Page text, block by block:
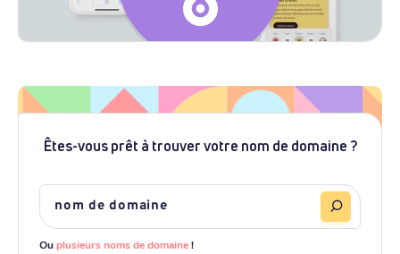
Êtes-vous prêt à trouver votre nom de domaine ?
Ouplusieurs noms de domaine!